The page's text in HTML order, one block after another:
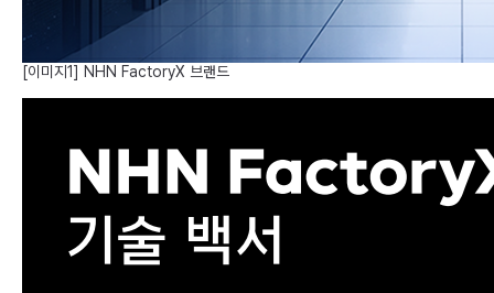
[이미지1] NHN FactoryX 브랜드